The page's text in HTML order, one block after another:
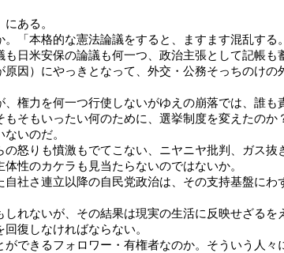
ある。
「本格的な憲法論議をすると、ますます混乱す
日米安保の論議も何一つ、政治主張として記帳も
因）にやっきとなって、外交・公務そっちのけ
権力を何一つ行使しないがゆえの崩落では、誰
そもいったい何のために、選挙制度を変えたの
いのだ。
怒りも憤激もでてこない、ニヤニヤ批判、ガス
性のカケラも見当たらないのではないか。
社さ連立以降の自民党政治は、その支持基盤に
れないが、その結果は現実の生活に反映せざる
復しなければならない。
できるフォロワー・有権者なのか。そういう人々